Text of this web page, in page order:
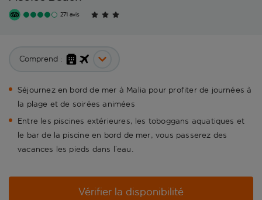
271 avis
Comprend :
Séjournez en bord de mer à Malia pour profiter de journées à
la plage et de soirées animées
Entre les piscines extérieures, les toboggans aquatiques et
le bar de la piscine en bord de mer, vous passerez des
vacances les pieds dans l’eau.
Vérifier la disponibilité